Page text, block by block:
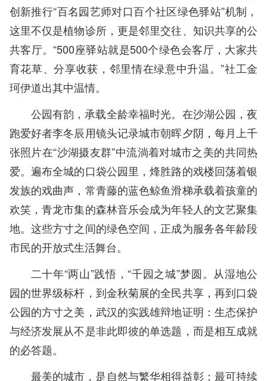
创新推行“百名园艺师对口百个社区绿色驿站”机制，
这里不仅是植物诊所，更是邻里交往、知识共享的公
共客厅。“500座驿站就是500个绿色会客厅，大家共
育花草、分享收获，邻里情在绿意中升温。”社工金
珂伊道出其中温情。
公园有韵，承载全龄幸福时光。在沙湖公园，夜
跑爱好者李冬辰用镜头记录城市朝晖夕阴，每月上千
张照片在“沙湖摄友群”中流淌着对城市之美的共同热
爱。遍布全城的口袋公园里，烽胜路的戏楼回荡着银
发族的戏曲声，常青藤的蓝色鲸鱼滑梯承载着孩童的
欢笑，青龙市集的森林音乐会成为年轻人的文艺聚集
地。这些方寸之间的绿色空间，正成为服务各年龄段
市民的开放式生活舞台。
二十年“两山”践悟，“千园之城”梦圆。从湿地公
园的世界级标杆，到金秋菊展的全民共享，再到口袋
公园的方寸之美，武汉的实践雄辩地证明：生态保护
与经济发展从不是非此即彼的单选题，而是相互成就
的必答题。
最美的城市，是自然与繁华相得益彰；最可持续